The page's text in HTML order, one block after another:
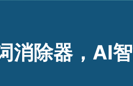
消除器，AI